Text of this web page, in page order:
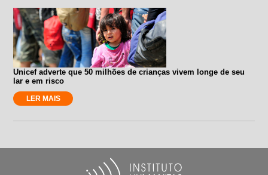
Unicef adverte que 50 milhões de crianças vivem longe de seu
lar e em risco
LER MAIS